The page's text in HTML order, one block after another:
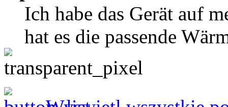
Ich habe das Gerät auf
hat es die passende